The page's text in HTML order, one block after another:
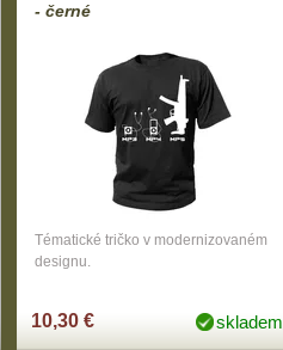
- černé
Tématické tričko v modernizovaném
designu.
10,30 € skladem